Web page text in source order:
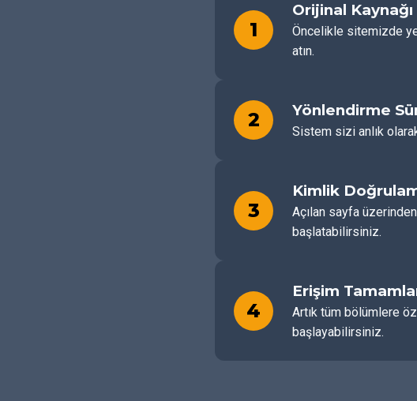
1
Orijinal
Öncelikle sitemizde
atın.
2 Yönlendirme
Sistem sizi anlık
3
Kimlik
Açılan sayfa
başlatabilirsiniz.
4
Erişim
Artık tüm bölümlere
başlayabilirsiniz.